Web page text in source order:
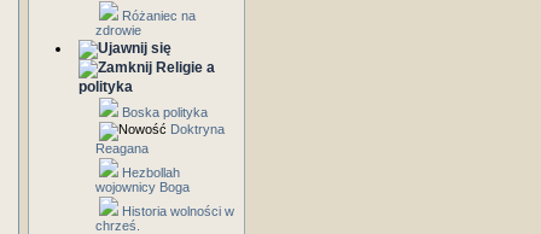
Różaniec na
zdrowie
Religie a
polityka
Boska polityka
Doktryna
Reagana
Hezbollah
wojownicy Boga
Historia wolności w
chrześ.